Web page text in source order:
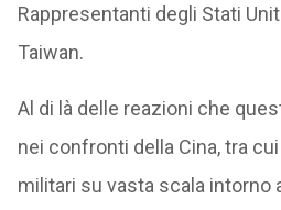
Rappresentanti degli Stati
Taiwan.
Al di là delle reazioni che
nei confronti della Cina, tra
militari su vasta scala intorno